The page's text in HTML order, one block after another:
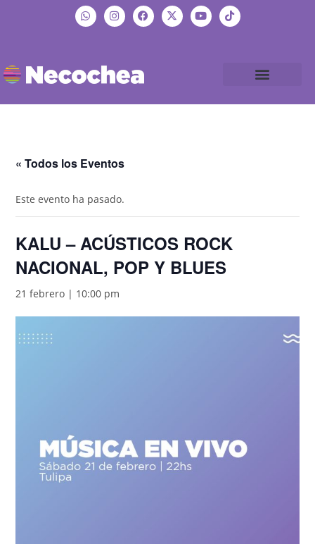
« Todos los Eventos
Este evento ha pasado.
KALU – ACÚSTICOS ROCK
NACIONAL, POP Y BLUES
21 febrero | 10:00 pm